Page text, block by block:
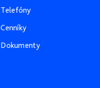
Telefóny
Cenníky
Dokumenty